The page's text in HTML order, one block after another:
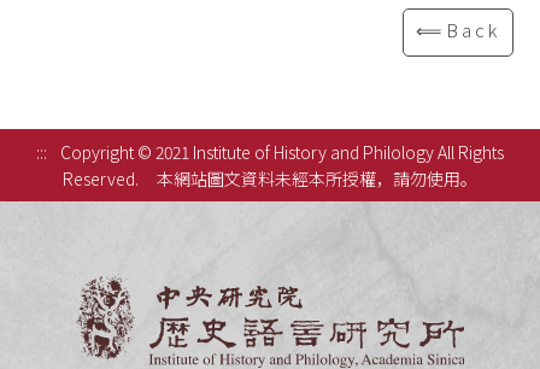
⟸Back
:::
Copyright © 2021 Institute of History and Philology All Rights
Reserved.
本網站圖文資料未經本所授權，請勿使用。